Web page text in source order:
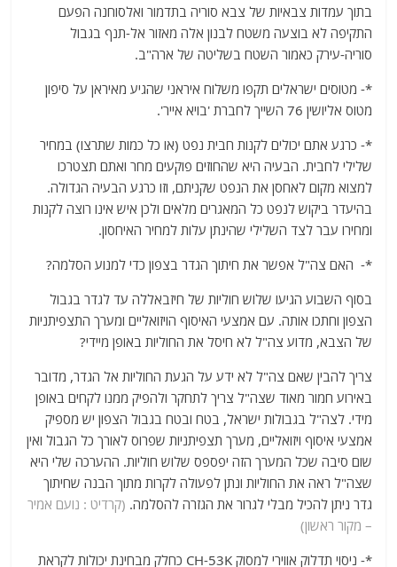
בתוך עמדות צבאיות של צבא סוריה בתדמור ואלסוחנה הפעם
התקיפה לא בוצעה משטח לבנון אלה מאזור אל-תנף בגבול
סוריה-עירק כאמור השטח בשליטה של ארה"ב.
*- מטוסים ישראלים תקפו משלוח איראני שהגיע מאיראן על סיפון
מטוס אליושין 76 השייך לחברת 'בויא אייר'.
*- כרגע אתם יכולים לקנות חבית נפט (או כל כמות שתרצו) במחיר
שלילי לחבית. הבעיה היא שהחוזים פוקעים מחר ואתם תצטרכו
למצוא מקום לאחסן את הנפט שקניתם, וזו כרגע הבעיה הגדולה.
בהיעדר ביקוש לנפט כל המאגרים מלאים ולכן איש אינו רוצה לקנות
ומחירו עבר לצד השלילי שהינתן עלות למחיר האיחסון.
*- האם צה"ל אפשר את חיתוך הגדר בצפון כדי למנוע הסלמה?
בסוף השבוע הגיעו שלוש חוליות של חיזבאללה עד לגדר בגבול
הצפון וחתכו אותה. עם אמצעי האיסוף הויזואליים ומערך התצפיתניות
של הצבא, מדוע צה"ל לא חיסל את החוליות באופן מיידי?
צריך להבין שאם צה"ל לא ידע על הגעת החוליות אל הגדר, מדובר
באירוע חמור מאוד שצה"ל צריך לתחקר ולהפיק ממנו לקחים באופן
מידי. לצה"ל בגבולות ישראל, בטח ובטח בגבול הצפון יש מספיק
אמצעי איסוף ויזואליים, מערך תצפיתניות שפרוס לאורך כל הגבול ואין
שום סיבה שכל המערך הזה יפספס שלוש חוליות. ההערכה שלי היא
שצה"ל ראה את החוליות ונתן לפעולה לקרות מתוך הבנה שחיתוך
גדר ניתן להכיל מבלי לגרור את הגזרה להסלמה. (קרדיט : נועם אמיר
– מקור ראשון)
*- ניסוי תדלוק אווירי למסוק CH-53K כחלק מבחינת יכולות לקראת